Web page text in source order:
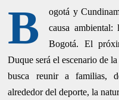
B
ogotá y
causa
Bogotá. El
Duque será el escenario de
busca reunir a familias,
alrededor del deporte, la